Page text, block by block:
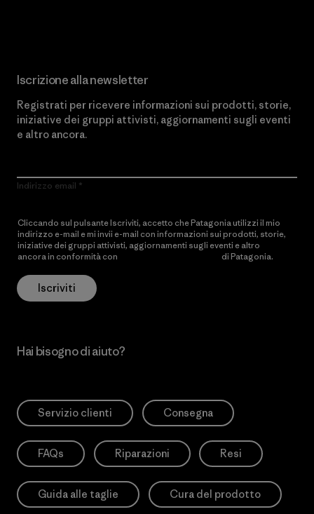
Iscrizione alla newsletter
Registrati per ricevere informazioni sui prodotti, storie,
iniziative dei gruppi attivisti, aggiornamenti sugli eventi
e altro ancora.
Indirizzo email
Cliccando sul pulsante Iscriviti, accetto che Patagonia utilizzi il mio
indirizzo e-mail e mi invii e-mail con informazioni sui prodotti, storie,
iniziative dei gruppi attivisti, aggiornamenti sugli eventi e altro
ancora in conformità con
di Patagonia.
Iscriviti
Hai bisogno di aiuto?
Servizio clienti Consegna
FAQs Riparazioni Resi
Guida alle taglie Cura del prodotto